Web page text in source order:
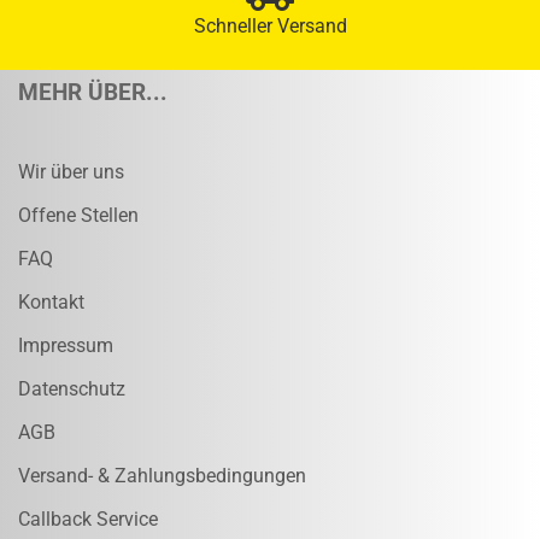
Schneller Versand
MEHR ÜBER...
Wir über uns
Offene Stellen
FAQ
Kontakt
Impressum
Datenschutz
AGB
Versand- & Zahlungsbedingungen
Callback Service